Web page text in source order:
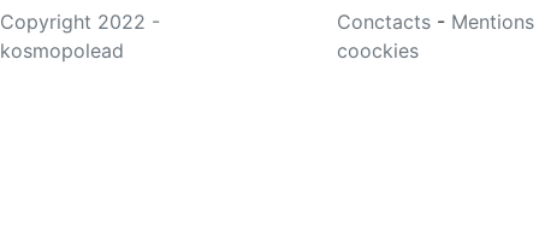
Copyright 2022 -
kosmopolead
Conctacts -
coockies